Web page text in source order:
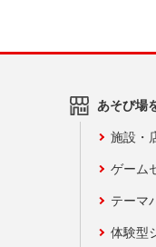
あそび場
施設・
ゲーム
テーマ
体験型